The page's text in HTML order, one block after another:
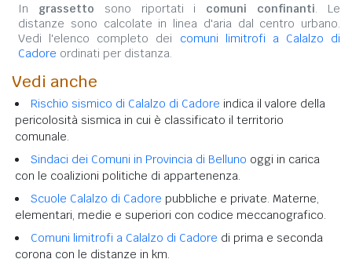
In grassetto sono riportati i comuni confinanti. Le
distanze sono calcolate in linea d'aria dal centro urbano.
Vedi l'elenco completo dei comuni limitrofi a Calalzo di
Cadore ordinati per distanza.
Vedi anche
Rischio sismico di Calalzo di Cadore indica il valore della
pericolosità sismica in cui è classificato il territorio
comunale.
Sindaci dei Comuni in Provincia di Belluno oggi in carica
con le coalizioni politiche di appartenenza.
Scuole Calalzo di Cadore pubbliche e private. Materne,
elementari, medie e superiori con codice meccanografico.
Comuni limitrofi a Calalzo di Cadore di prima e seconda
corona con le distanze in km.